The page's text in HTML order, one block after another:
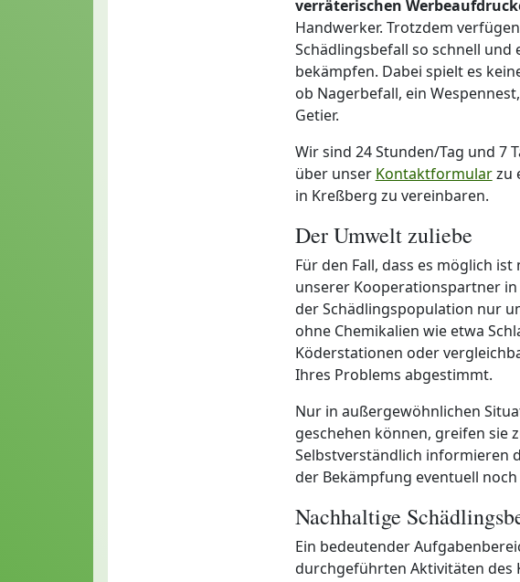
verräterischen
Handwerker. Trotzdem
Schädlingsbefall so schnell
bekämpfen. Dabei spielt es
ob Nagerbefall, ein Wespennest,
Getier.
Wir sind 24 Stunden/Tag und 7
über unser Kontaktformularzu
in Kreßberg zu vereinbaren.
Der Umwelt zuliebe
Für den Fall, dass es möglich
unserer Kooperationspartner
der Schädlingspopulation nur
ohne Chemikalien wie etwa
Köderstationen oder
Ihres Problems abgestimmt.
Nur in außergewöhnlichen
geschehen können, greifen sie
Selbstverständlich informieren
der Bekämpfung eventuell
Nachhaltige
Ein bedeutender
durchgeführten Aktivitäten des